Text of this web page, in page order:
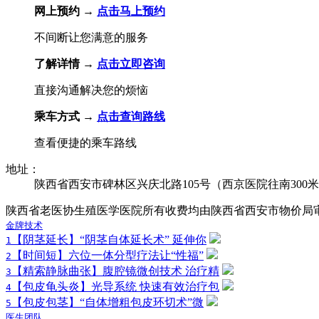
网上预约 → 点击马上预约
不间断让您满意的服务
了解详情 → 点击立即咨询
直接沟通解决您的烦恼
乘车方式 → 点击查询路线
查看便捷的乘车路线
地址：
陕西省西安市碑林区兴庆北路105号（西京医院往南300米
陕西省老医协生殖医学医院所有收费均由陕西省西安市物价局
金牌技术
1
【阴茎延长】“阴茎自体延长术” 延伸你
2 【时间短】六位一体分型疗法让“性福”
3 【精索静脉曲张】腹腔镜微创技术 治疗精
4 【包皮龟头炎】光导系统 快速有效治疗包
5 【包皮包茎】“自体增粗包皮环切术”微